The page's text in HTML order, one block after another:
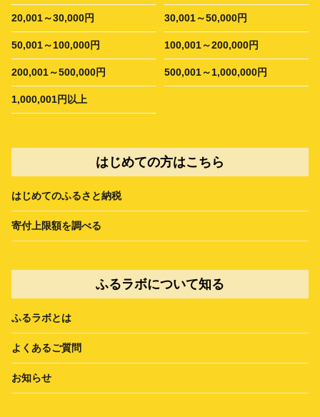
20,001～30,000円 30,001～50,000円
50,001～100,000円 100,001～200,000円
200,001～500,000円 500,001～1,000,000円
1,000,001円以上
はじめての方はこちら
はじめてのふるさと納税
寄付上限額を調べる
ふるラボについて知る
ふるラボとは
よくあるご質問
お知らせ